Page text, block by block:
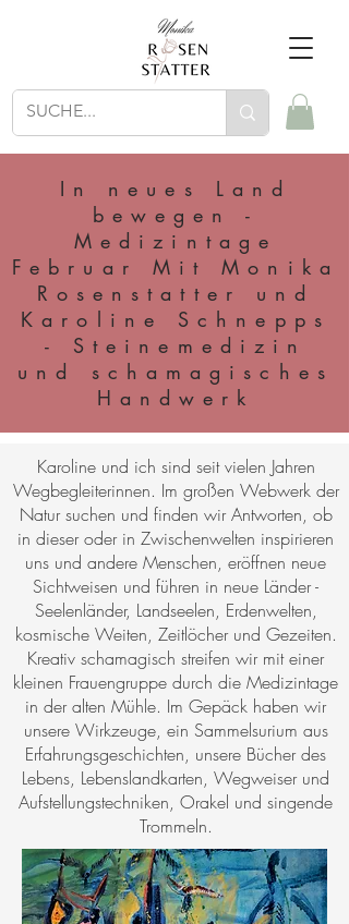
In neues Land
bewegen -
Medizintage
Februar Mit Monika
Rosenstatter und
Karoline Schnepps
- Steinemedizin
und schamagisches
Handwerk
Karoline und ich sind seit vielen Jahren
Wegbegleiterinnen. Im großen Webwerk der
Natur suchen und finden wir Antworten, ob
in dieser oder in Zwischenwelten inspirieren
uns und andere Menschen, eröffnen neue
Sichtweisen und führen in neue Länder -
Seelenländer, Landseelen, Erdenwelten,
kosmische Weiten, Zeitlöcher und Gezeiten.
Kreativ schamagisch streifen wir mit einer
kleinen Frauengruppe durch die Medizintage
in der alten Mühle. Im Gepäck haben wir
unsere Wirkzeuge, ein Sammelsurium aus
Erfahrungsgeschichten, unsere Bücher des
Lebens, Lebenslandkarten, Wegweiser und
Aufstellungstechniken, Orakel und singende
Trommeln.